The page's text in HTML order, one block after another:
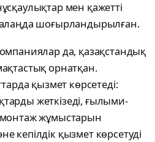
мен қажетті
шоғырландырылған.
да, қазақстандық
орнатқан.
қызмет көрсетеді:
жеткізеді, ғылыми-
жұмыстарын
кепілдік қызмет көрсетуді